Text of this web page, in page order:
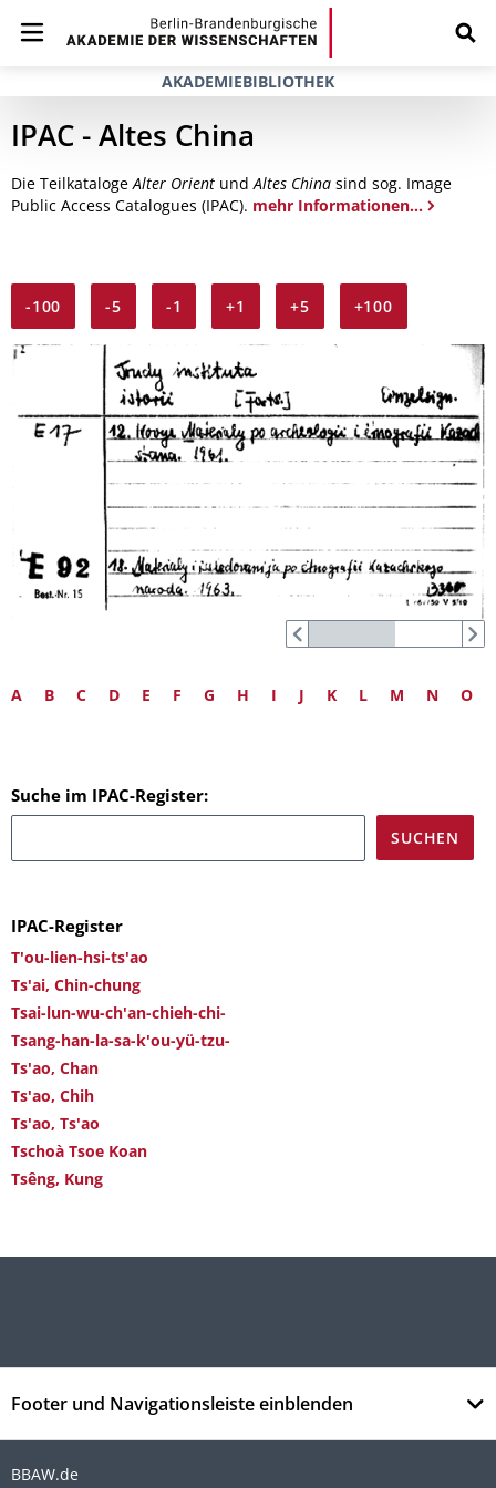
AKADEMIEBIBLIOTHEK
IPAC - Altes China
Die TeilkatalogeAlter Orient undAltes China sind sog. Image
Public Access Catalogues (IPAC). mehr Informationen...
-100 -5 -1 +1 +5 +100
A B C D E F G H I J K L M N O
Suche im IPAC-Register:
IPAC-Register
T'ou-lien-hsi-ts'ao
Ts'ai, Chin-chung
Tsai-lun-wu-ch'an-chieh-chi-
Tsang-han-la-sa-k'ou-yü-tzu-
Ts'ao, Chan
Ts'ao, Chih
Ts'ao, Ts'ao
Tschoà Tsoe Koan
Tsêng, Kung
Footer und Navigationsleiste einblenden
BBAW.de